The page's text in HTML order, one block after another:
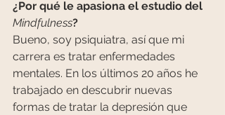
¿Por qué le apasiona el estudio del
Mindfulness?
Bueno, soy psiquiatra, así que mi
carrera es tratar enfermedades
mentales. En los últimos 20 años he
trabajado en descubrir nuevas
formas de tratar la depresión que